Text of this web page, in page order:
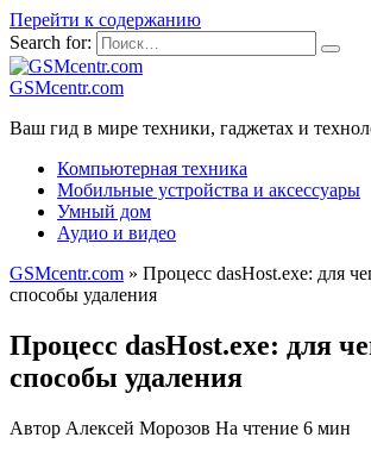
Перейти к содержанию
Search for:
GSMcentr.com
Ваш гид в мире техники, гаджетах и
Компьютерная техника
Мобильные устройства и аксессуары
Умный дом
Аудио и видео
GSMcentr.com » Процесс dasHost.exe: для
способы удаления
Процесс dasHost.exe: для
способы удаления
Автор Алексей Морозов На чтение 6 мин